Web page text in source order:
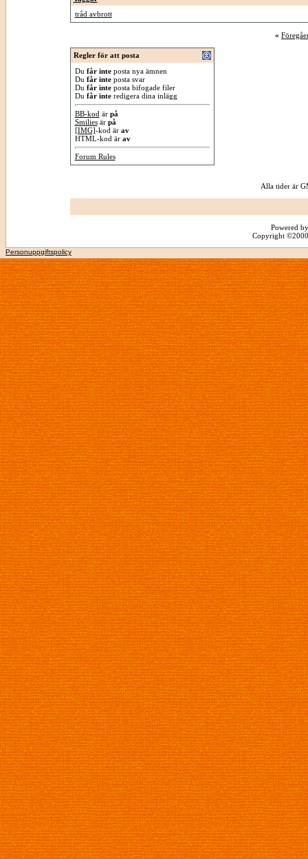
tråd avbrott
«
Regler för att posta
Du får inteposta nya ämnen
Du får inteposta svar
Du får inteposta bifogade filer
Du får interedigera dina inlägg
BB-kod är på
Smiliesär på
[IMG]-kod är av
HTML-kod är av
Forum Rules
Alla tider är
Powered
Copyright
Personuppgiftspolicy